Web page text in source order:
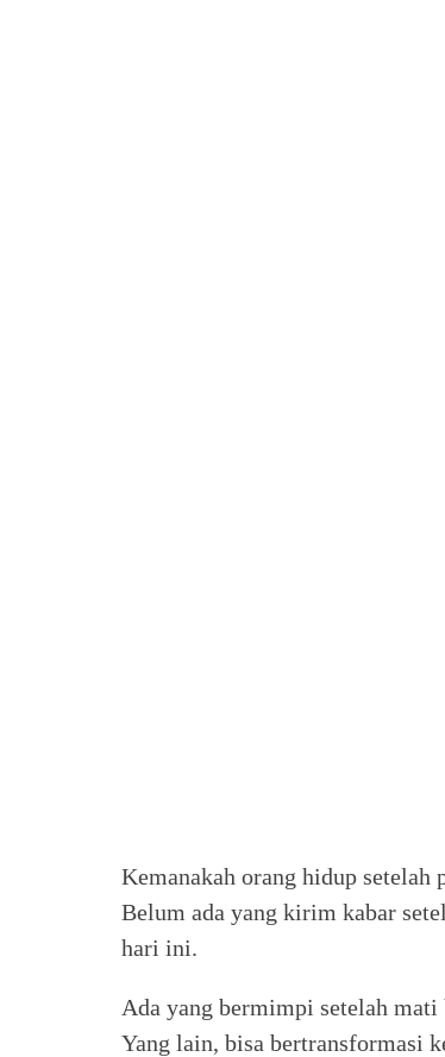
Kemanakah orang hidup
Belum ada yang kirim kabar
hari ini.
Ada yang bermimpi setelah
Yang lain, bisa bertransformasi